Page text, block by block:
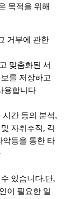
목적을 위해
거부에 관한
맞춤화된 서
를 저장하고
용합니다
시간 등의 분석,
자취추적, 각
악등을 통한 타
있습니다.단,
이 필요한 일